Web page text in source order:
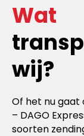
Wat
wij?
Of het nu gaat
– DAGO
soorten